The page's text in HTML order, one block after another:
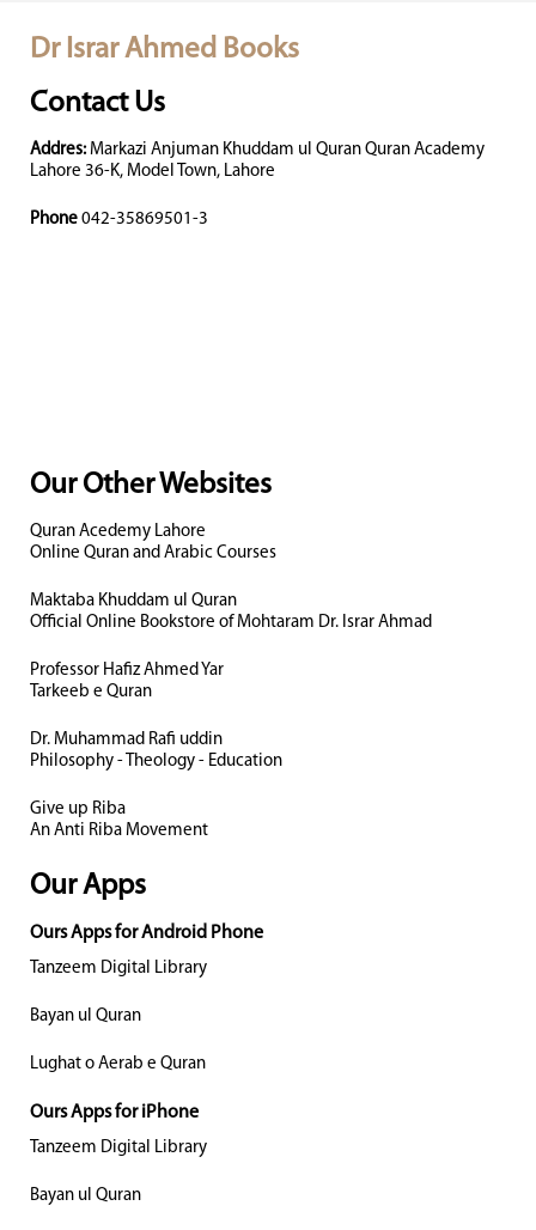
Dr Israr Ahmed Books
Contact Us
Addres: Markazi Anjuman Khuddam ul Quran Quran Academy
Lahore 36-K, Model Town, Lahore
Phone 042-35869501-3
Our Other Websites
Quran Acedemy Lahore
Online Quran and Arabic Courses
Maktaba Khuddam ul Quran
Official Online Bookstore of Mohtaram Dr. Israr Ahmad
Professor Hafiz Ahmed Yar
Tarkeeb e Quran
Dr. Muhammad Rafi uddin
Philosophy - Theology - Education
Give up Riba
An Anti Riba Movement
Our Apps
Ours Apps for Android Phone
Tanzeem Digital Library
Bayan ul Quran
Lughat o Aerab e Quran
Ours Apps for iPhone
Tanzeem Digital Library
Bayan ul Quran